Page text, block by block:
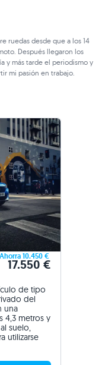
ruedas desde que a los 14
Después llegaron los
y más tarde el periodismo y
mi pasión en trabajo.
Ahorra 10.450 €
17.550 €
de tipo
del
una
4,3 metros y
suelo,
utilizarse